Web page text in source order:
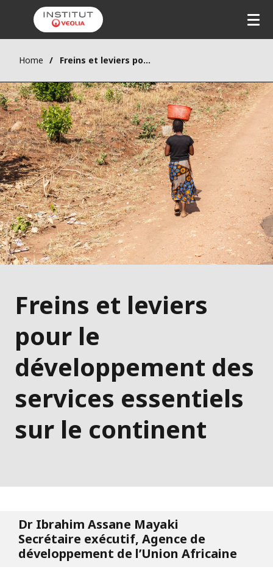
Home Freins et leviers pour le développement des services essentiels sur le continent
Freins et leviers
pour le
développement des
services essentiels
sur le continent
Dr Ibrahim Assane Mayaki
Secrétaire exécutif, Agence de
développement de l’Union Africaine